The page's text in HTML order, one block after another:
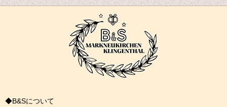
◆B&Sについて